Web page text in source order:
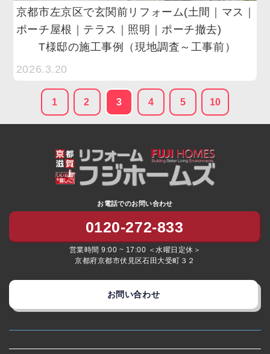
京都市左京区で玄関前リフォーム(土間｜マス｜
ポーチ屋根｜テラス｜照明｜ポーチ撤去)
T様邸の施工事例（現地調査～工事前）
2026.3.20
1 2 3 4 5 10
お電話でのお問い合わせ
0120-272-833
営業時間 9:00 ~ 17:00 ＜水曜日定休＞
京都府京都市伏見区石田大受町３２
お問い合わせ